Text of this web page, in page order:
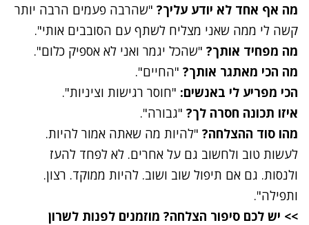
מה אף אחד לא יודע עליך? "שהרבה פעמים הרבה יותר
קשה לי ממה שאני מצליח לשתף עם הסובבים אותי".
מה מפחיד אותך? "שהכל יגמר ואני לא אספיק כלום".
מה הכי מאתגר אותך? "החיים".
הכי מפריע לי באנשים: "חוסר רגישות וציניות".
איזו תכונה חסרה לך? "גבורה".
מהו סוד ההצלחה? "להיות מה שאתה אמור להיות.
לעשות טוב ולחשוב גם על אחרים. לא לפחד להעז
ולנסות. גם אם תיפול שוב ושוב. להיות ממוקד. רצון.
ותפילה".
>> יש לכם סיפור הצלחה? מוזמנים לפנות לשרון